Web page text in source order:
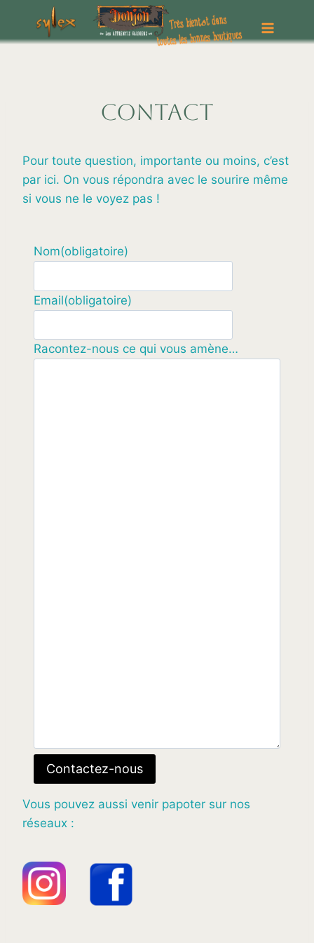
contenu
Contact
Pour toute question, importante ou moins, c’est
par ici. On vous répondra avec le sourire même
si vous ne le voyez pas !
Nom(obligatoire)
Email(obligatoire)
Racontez-nous ce qui vous amène…
Contactez-nous
Vous pouvez aussi venir papoter sur nos
réseaux :